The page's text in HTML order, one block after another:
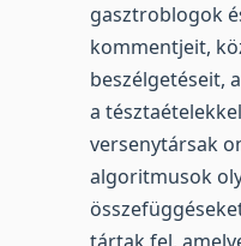
gasztroblogok
kommentjeit,
beszélgetéseit,
a
versenytársak
algoritmusok